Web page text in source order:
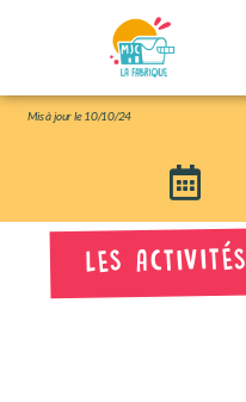
Misà jour le 10/10/24
LES ACTIVITÉS